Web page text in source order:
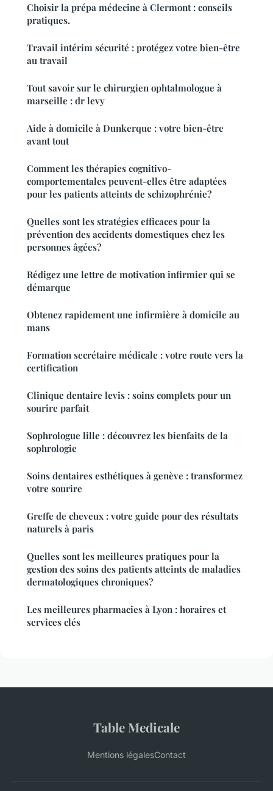
Choisir la prépa médecine à Clermont : conseils
pratiques.
Travail intérim sécurité : protégez votre bien-être
au travail
Tout savoir sur le chirurgien ophtalmologue à
marseille : dr levy
Aide à domicile à Dunkerque : votre bien-être
avant tout
Comment les thérapies cognitivo-
comportementales peuvent-elles être adaptées
pour les patients atteints de schizophrénie?
Quelles sont les stratégies efficaces pour la
prévention des accidents domestiques chez les
personnes âgées?
Rédigez une lettre de motivation infirmier qui se
démarque
Obtenez rapidement une infirmière à domicile au
mans
Formation secrétaire médicale : votre route vers la
certification
Clinique dentaire levis : soins complets pour un
sourire parfait
Sophrologue lille : découvrez les bienfaits de la
sophrologie
Soins dentaires esthétiques à genève : transformez
votre sourire
Greffe de cheveux : votre guide pour des résultats
naturels à paris
Quelles sont les meilleures pratiques pour la
gestion des soins des patients atteints de maladies
dermatologiques chroniques?
Les meilleures pharmacies à Lyon : horaires et
services clés
Table Medicale
Mentions légalesContact